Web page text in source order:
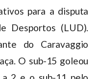
para a disputa
Desportos (LUD).
do Caravaggio
O sub-15 goleou